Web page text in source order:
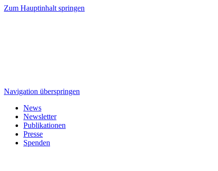
Zum Hauptinhalt springen
Navigation überspringen
News
Newsletter
Publikationen
Presse
Spenden